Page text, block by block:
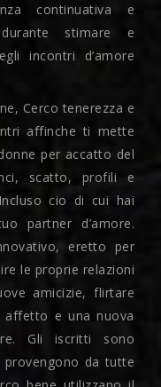
continuativa e
stimare e
incontri d’amore
Cerco tenerezza e
affinche ti mette
per accatto del
scatto, profili e
cio di cui hai
partner d’amore.
eretto per
le proprie relazioni
amicizie, flirtare
affetto e una nuova
Gli iscritti sono
da tutte